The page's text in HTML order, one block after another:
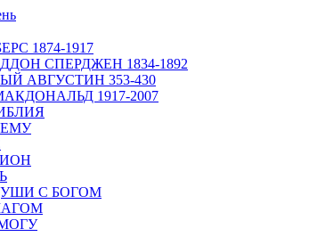
1874-1917
СПЕРДЖЕН 1834-1892
АВГУСТИН 353-430
1917-2007
С БОГОМ